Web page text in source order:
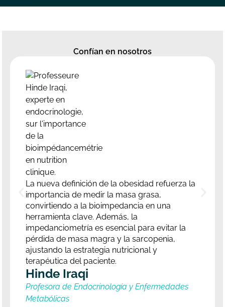
Confían en nosotros
La nueva definición de la obesidad refuerza la
importancia de medir la masa grasa,
convirtiendo a la bioimpedancia en una
herramienta clave. Además, la
impedanciometría es esencial para evitar la
pérdida de masa magra y la sarcopenia,
ajustando la estrategia nutricional y
terapéutica del paciente.
Hinde Iraqi
Profesora de Endocrinología y Enfermedades
Metabólicas